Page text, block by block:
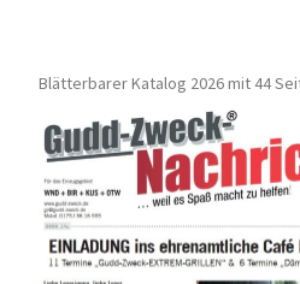
Blätterbarer Katalog 2026 mit 44